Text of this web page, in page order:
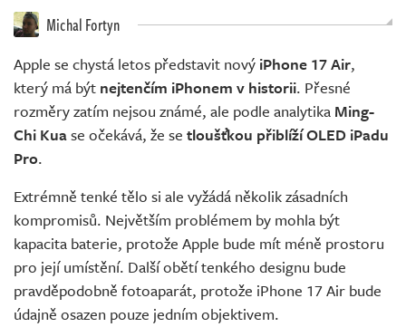
Michal Fortyn
Apple se chystá letos představit nový iPhone 17 Air,
který má být nejtenčím iPhonem v historii. Přesné
rozměry zatím nejsou známé, ale podle analytika Ming-
Chi Kuase očekává, že se tloušťkou přiblíží OLED iPadu
Pro.
Extrémně tenké tělo si ale vyžádá několik zásadních
kompromisů. Největším problémem by mohla být
kapacita baterie, protože Apple bude mít méně prostoru
pro její umístění. Další obětí tenkého designu bude
pravděpodobně fotoaparát, protože iPhone 17 Air bude
údajně osazen pouze jedním objektivem.